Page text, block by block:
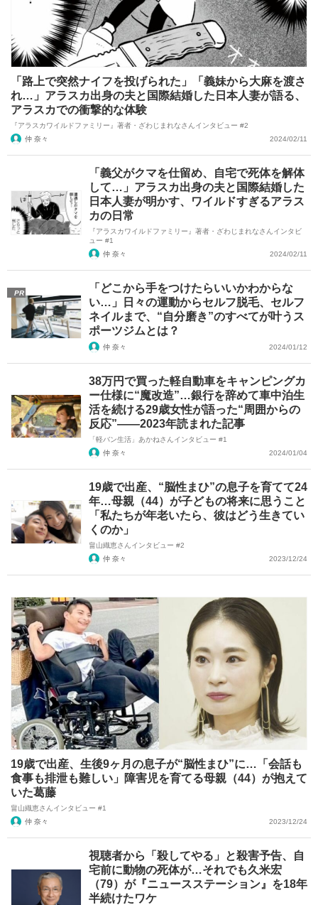
「路上で突然ナイフを投げられた」「義妹から大麻を渡さ
れ…」アラスカ出身の夫と国際結婚した日本人妻が語る、
アラスカでの衝撃的な体験
『アラスカワイルドファミリー』著者・ざわじまれなさんインタビュー #2
仲 奈々
2024/02/11
「義父がクマを仕留め、自宅で死体を解体
して…」アラスカ出身の夫と国際結婚した
日本人妻が明かす、ワイルドすぎるアラス
カの日常
『アラスカワイルドファミリー』著者・ざわじまれなさんインタビ
ュー #1
仲 奈々
2024/02/11
PR
「どこから手をつけたらいいかわからな
い…」日々の運動からセルフ脱毛、セルフ
ネイルまで、“自分磨き”のすべてが叶うス
ポーツジムとは？
仲 奈々 2024/01/12
38万円で買った軽自動車をキャンピングカ
ー仕様に“魔改造”…銀行を辞めて車中泊生
活を続ける29歳女性が語った“周囲からの
反応”――2023年読まれた記事
「軽バン生活」あかねさんインタビュー #1
仲 奈々
2024/01/04
19歳で出産、“脳性まひ”の息子を育てて24
年…母親（44）が子どもの将来に思うこと
「私たちが年老いたら、彼はどう生きてい
くのか」
畠山織恵さんインタビュー #2
仲 奈々
2023/12/24
19歳で出産、生後9ヶ月の息子が“脳性まひ”に…「会話も
食事も排泄も難しい」障害児を育てる母親（44）が抱えて
いた葛藤
畠山織恵さんインタビュー #1
仲 奈々
2023/12/24
視聴者から「殺してやる」と殺害予告、自
宅前に動物の死体が…それでも久米宏
（79）が『ニュースステーション』を18年
半続けたワケ